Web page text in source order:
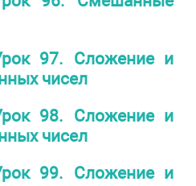
97. Сложение и
чисел
98. Сложение и
чисел
99. Сложение и